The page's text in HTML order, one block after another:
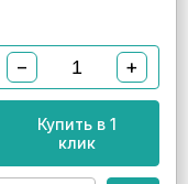
− +
Купить в 1
клик